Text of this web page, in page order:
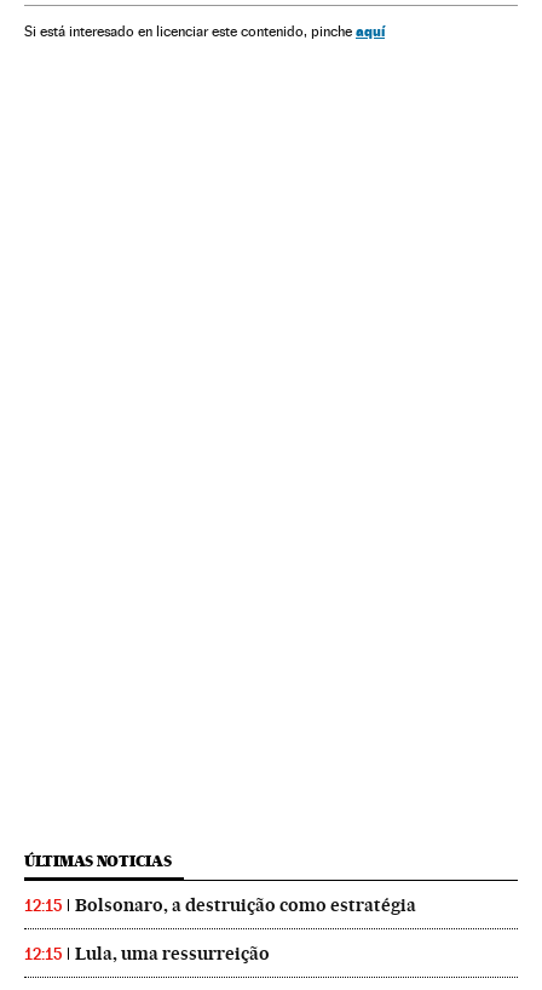
Si está interesado en licenciar este contenido, pinche aquí
ÚLTIMAS NOTICIAS
12:15 Bolsonaro, a destruição como estratégia
12:15 Lula, uma ressurreição